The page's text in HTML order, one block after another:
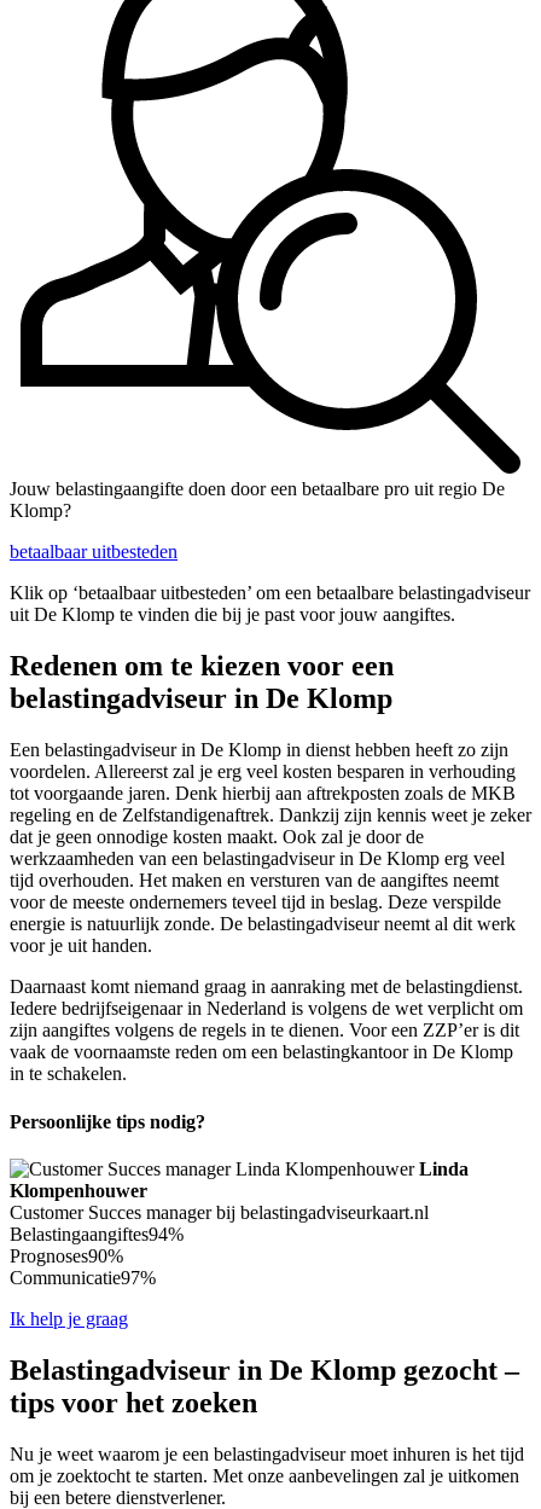
Jouw belastingaangifte doen door een betaalbare pro uit regio De
Klomp?
betaalbaar uitbesteden
Klik op ‘betaalbaar uitbesteden’ om een betaalbare belastingadviseur
uit De Klomp te vinden die bij je past voor jouw aangiftes.
Redenen om te kiezen voor een
belastingadviseur in De Klomp
Een belastingadviseur in De Klomp in dienst hebben heeft zo zijn
voordelen. Allereerst zal je erg veel kosten besparen in verhouding
tot voorgaande jaren. Denk hierbij aan aftrekposten zoals de MKB
regeling en de Zelfstandigenaftrek. Dankzij zijn kennis weet je zeker
dat je geen onnodige kosten maakt. Ook zal je door de
werkzaamheden van een belastingadviseur in De Klomp erg veel
tijd overhouden. Het maken en versturen van de aangiftes neemt
voor de meeste ondernemers teveel tijd in beslag. Deze verspilde
energie is natuurlijk zonde. De belastingadviseur neemt al dit werk
voor je uit handen.
Daarnaast komt niemand graag in aanraking met de belastingdienst.
Iedere bedrijfseigenaar in Nederland is volgens de wet verplicht om
zijn aangiftes volgens de regels in te dienen. Voor een ZZP’er is dit
vaak de voornaamste reden om een belastingkantoor in De Klomp
in te schakelen.
Persoonlijke tips nodig?
Linda
Klompenhouwer
Customer Succes manager bij belastingadviseurkaart.nl
Belastingaangiftes94%
Prognoses90%
Communicatie97%
Ik help je graag
Belastingadviseur in De Klomp gezocht –
tips voor het zoeken
Nu je weet waarom je een belastingadviseur moet inhuren is het tijd
om je zoektocht te starten. Met onze aanbevelingen zal je uitkomen
bij een betere dienstverlener.